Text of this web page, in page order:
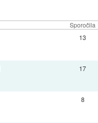
Sporočila
13
17
8